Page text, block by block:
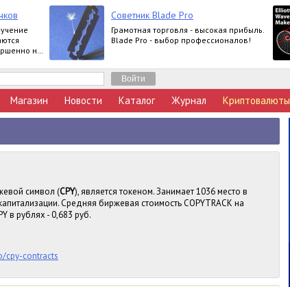
не
Советник Blade Pro
Грамотная торговля - высокая прибыль.
Blade Pro - выбор профессионалов!
Магазин Новости Каталог Журнал Криптовалюты
символ (CPY), является токеном. Занимает 1036 место в
Средняя биржевая стоимость COPYTRACK на
в рублях - 0,683 руб.
cpy-contracts